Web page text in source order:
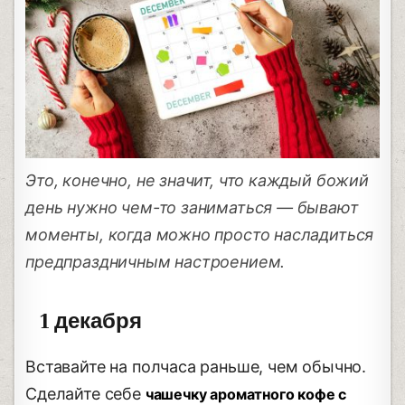
Это, конечно, не значит, что каждый божий
день нужно чем-то заниматься — бывают
моменты, когда можно просто насладиться
предпраздничным настроением.
1 декабря
Вставайте на полчаса раньше, чем обычно.
Сделайте себе чашечку ароматного кофе с